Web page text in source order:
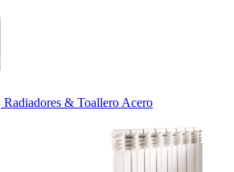
Radiadores & Toallero Acero